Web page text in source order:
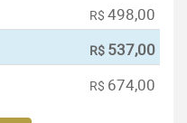
R$ 498,00
R$ 537,00
R$ 674,00